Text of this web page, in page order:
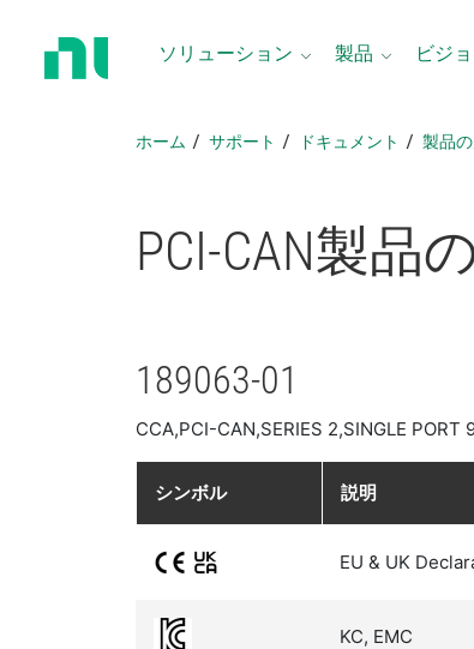
ソリューション 製品 ビジ
ホーム サポート ドキュメント 製品​
PCI-CAN製品​
189063-01
CCA,PCI-CAN,SERIES 2,SINGLE PORT
シンボル 説明
EU & UK
KC, EMC